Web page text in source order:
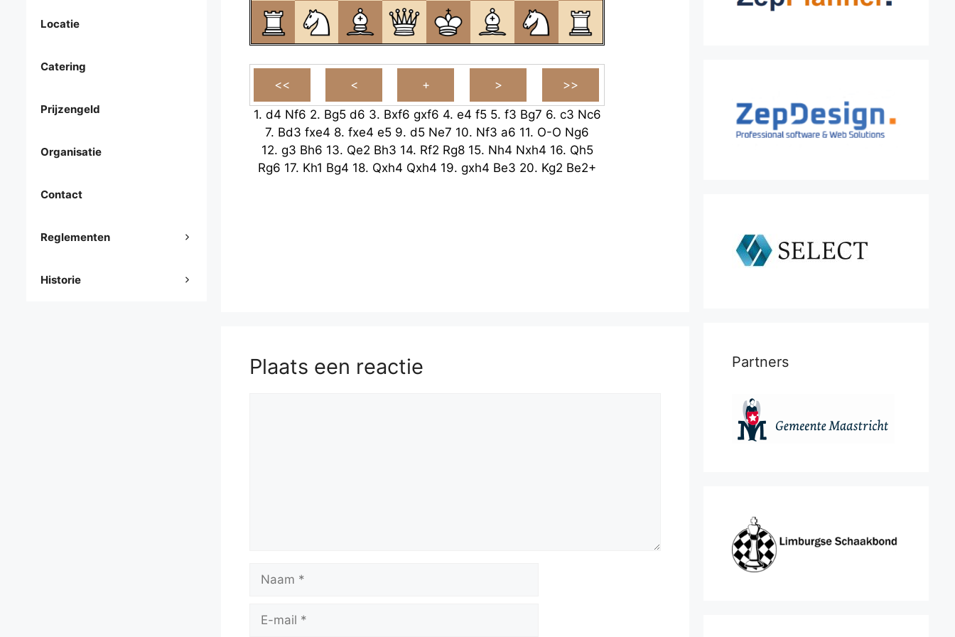
1. d4 Nf6 2. Bg5 d6 3. Bxf6 gxf6 4. e4 f5 5. f3 Bg7 6. c3 Nc6
7. Bd3 fxe4 8. fxe4 e5 9. d5 Ne7 10. Nf3 a6 11. O-O Ng6
12. g3 Bh6 13. Qe2 Bh3 14. Rf2 Rg8 15. Nh4 Nxh4 16. Qh5
Rg6 17. Kh1 Bg4 18. Qxh4 Qxh4 19. gxh4 Be3 20. Kg2 Be2+
Plaats een reactie
mail
Locatie
Catering
Prijzengeld
Organisatie
Contact
Reglementen
Historie
Partners